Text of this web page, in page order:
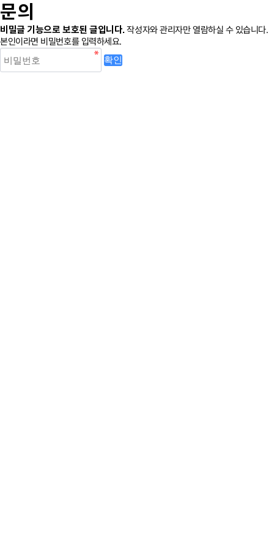
문의
비밀글 기능으로 보호된 글입니다.작성자와 관리자만 열람하실 수 있습니다.
본인이라면 비밀번호를 입력하세요.